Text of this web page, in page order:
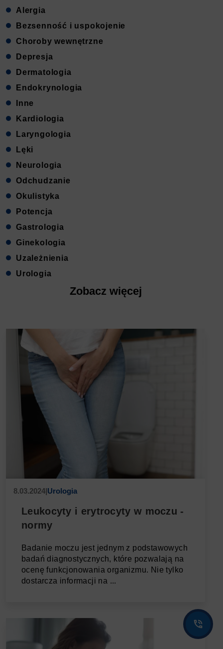
Alergia
Bezsenność i uspokojenie
Choroby wewnętrzne
Depresja
Dermatologia
Endokrynologia
Inne
Kardiologia
Laryngologia
Lęki
Neurologia
Odchudzanie
Okulistyka
Potencja
Gastrologia
Ginekologia
Uzależnienia
Urologia
Zobacz więcej
8.03.2024|Urologia
Leukocyty i erytrocyty w moczu -
normy
Badanie moczu jest jednym z podstawowych
badań diagnostycznych, które pozwalają na
ocenę funkcjonowania organizmu. Nie tylko
dostarcza informacji na ...